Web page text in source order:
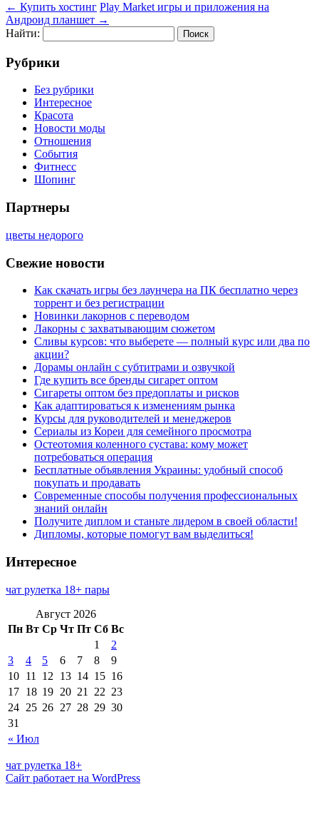
← Купить хостинг Play Market игры и приложения на
Андроид планшет →
Найти:
Рубрики
Без рубрики
Интересное
Красота
Новости моды
Отношения
События
Фитнесс
Шопинг
Партнеры
цветы недорого
Свежие новости
Как скачать игры без лаунчера на ПК бесплатно через
торрент и без регистрации
Новинки лакорнов с переводом
Лакорны с захватывающим сюжетом
Сливы курсов: что выберете — полный курс или два по
акции?
Дорамы онлайн с субтитрами и озвучкой
Где купить все бренды сигарет оптом
Сигареты оптом без предоплаты и рисков
Как адаптироваться к изменениям рынка
Курсы для руководителей и менеджеров
Сериалы из Кореи для семейного просмотра
Остеотомия коленного сустава: кому может
потребоваться операция
Бесплатные объявления Украины: удобный способ
покупать и продавать
Современные способы получения профессиональных
знаний онлайн
Получите диплом и станьте лидером в своей области!
Дипломы, которые помогут вам выделиться!
Интересное
чат рулетка 18+ пары
Август 2026
Пн Вт Ср Чт Пт Сб Вс
« Июл
1
2
3
4 5 6 7 8
9
10 11 12 13 14 15 16
17 18 19 20 21 22 23
24 25 26 27 28 29 30
31
чат рулетка 18+
Сайт работает на WordPress